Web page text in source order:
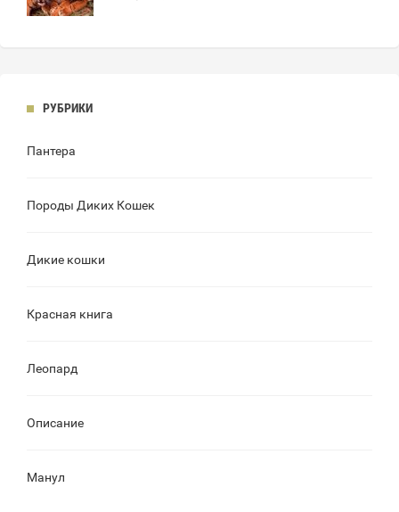
РУБРИКИ
Пантера
Породы Диких Кошек
Дикие кошки
Красная книга
Леопард
Описание
Манул